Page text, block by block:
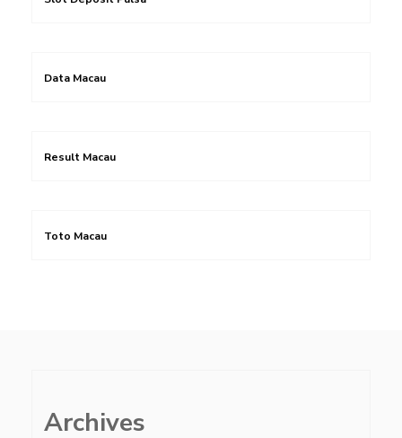
Data Macau
Result Macau
Toto Macau
Archives